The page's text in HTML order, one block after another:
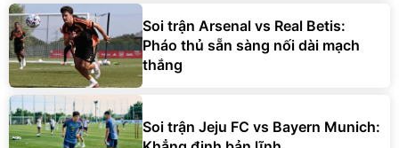
Soi trận Arsenal vs Real Betis:
Pháo thủ sẵn sàng nối dài mạch
thắng
Soi trận Jeju FC vs Bayern Munich: